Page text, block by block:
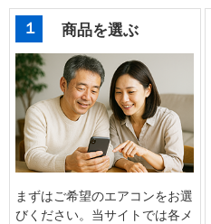
１ 商品を選ぶ
まずはご希望のエアコンをお選
びください。当サイトでは各メ